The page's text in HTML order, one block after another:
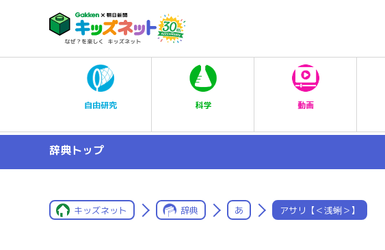
自由研究 科学 動画
辞典トップ
キッズネット 辞典 あ アサリ【＜浅蜊＞】